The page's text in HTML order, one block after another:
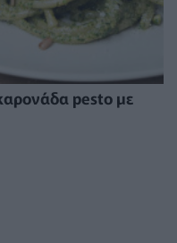
pesto με